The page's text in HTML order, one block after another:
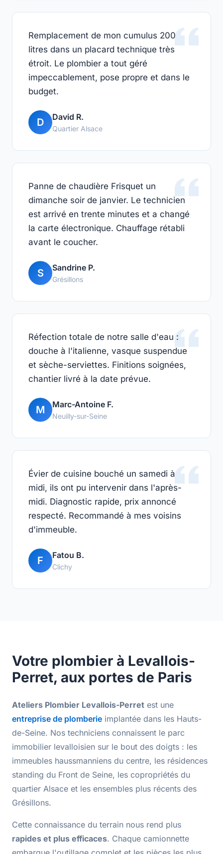
Remplacement de mon cumulus 200
litres dans un placard technique très
étroit. Le plombier a tout géré
impeccablement, pose propre et dans le
budget.
D David R.
Quartier Alsace
Panne de chaudière Frisquet un
dimanche soir de janvier. Le technicien
est arrivé en trente minutes et a changé
la carte électronique. Chauffage rétabli
avant le coucher.
S Sandrine P.
Grésillons
Réfection totale de notre salle d'eau :
douche à l'italienne, vasque suspendue
et sèche-serviettes. Finitions soignées,
chantier livré à la date prévue.
M Marc-Antoine F.
Neuilly-sur-Seine
Évier de cuisine bouché un samedi à
midi, ils ont pu intervenir dans l'après-
midi. Diagnostic rapide, prix annoncé
respecté. Recommandé à mes voisins
d'immeuble.
F Fatou B.
Clichy
Votre plombier à Levallois-
Perret, aux portes de Paris
Ateliers Plombier Levallois-Perret est une
entreprise de plomberie implantée dans les Hauts-
de-Seine. Nos techniciens connaissent le parc
immobilier levalloisien sur le bout des doigts : les
immeubles haussmanniens du centre, les résidences
standing du Front de Seine, les copropriétés du
quartier Alsace et les ensembles plus récents des
Grésillons.
Cette connaissance du terrain nous rend plus
rapides et plus efficaces. Chaque camionnette